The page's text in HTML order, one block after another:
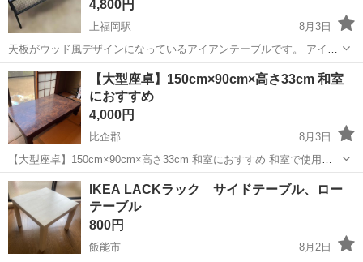
4,800円
上福岡駅
8月3日
天板がウッド風デザインになっているアイアンテーブルです。 アイア
ン部分は画像のように底部分や角部分はサビが出ています。 また、く
もりのようなものも見受けられます。 画像には載せきれませんが引っ
かき傷のようなものなどもいくつ...
埼玉 ふじみ野市 上福岡駅 アイアン
【大型座卓】150cm×90cm×高さ33cm 和室
におすすめ
4,000円
比企郡
8月3日
【大型座卓】150cm×90cm×高さ33cm 和室におすすめ 和室で使用し
ていた大型の座卓です。 木目がとても美しく、重厚感のあるデザイン
です。 来客用や和室、旅館風のお部屋にもよく合います。 【サイズ】
・横：約1...
埼玉 比企郡
IKEA LACKラック サイドテーブル、ロー
テーブル
800円
飯能市
8月2日